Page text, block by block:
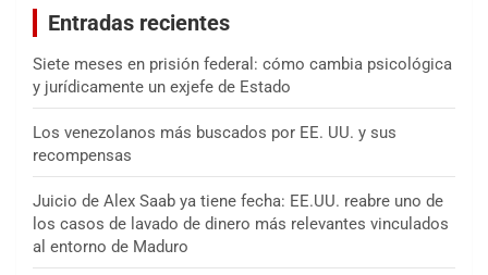
Entradas recientes
Siete meses en prisión federal: cómo cambia psicológica
y jurídicamente un exjefe de Estado
Los venezolanos más buscados por EE. UU. y sus
recompensas
Juicio de Alex Saab ya tiene fecha: EE.UU. reabre uno de
los casos de lavado de dinero más relevantes vinculados
al entorno de Maduro